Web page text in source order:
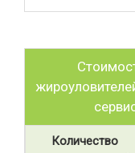
Количество